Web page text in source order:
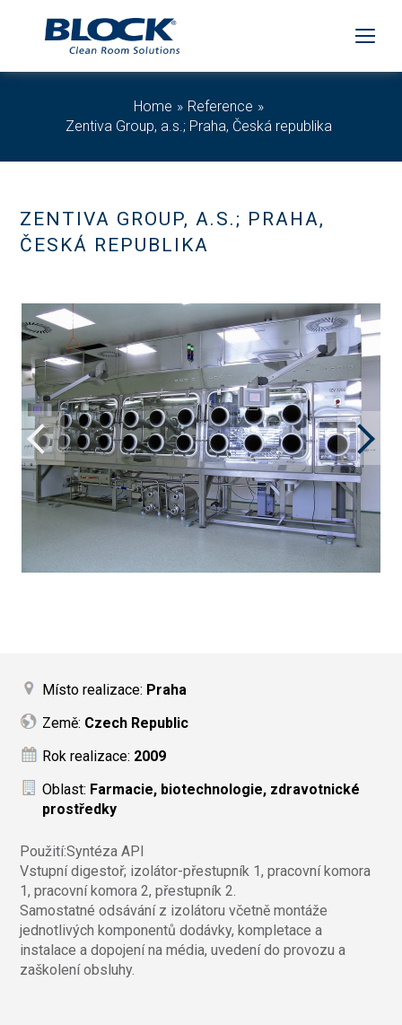
Home
Reference
Zentiva Group, a.s.; Praha, Česká republika
ZENTIVA GROUP, A.S.; PRAHA,
ČESKÁ REPUBLIKA
Místo realizace: Praha
Země: Czech Republic
Rok realizace: 2009
Oblast: Farmacie, biotechnologie, zdravotnické
prostředky
Použití:Syntéza API
Vstupní digestoř; izolátor-přestupník 1, pracovní komora
1, pracovní komora 2, přestupník 2.
Samostatné odsávání z izolátoru včetně montáže
jednotlivých komponentů dodávky, kompletace a
instalace a dopojení na média, uvedení do provozu a
zaškolení obsluhy.